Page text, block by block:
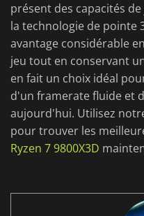
présent des capacités
la technologie de pointe
avantage considérable
jeu tout en conservant
en fait un choix idéal
d'un framerate fluide et
aujourd'hui. Utilisez
pour trouver les
Ryzen 7 9800X3D